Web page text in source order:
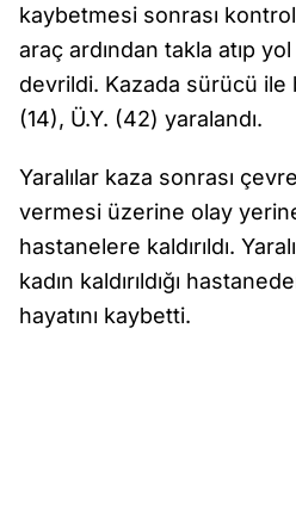
kaybetmesi sonrası
araç ardından takla atıp
devrildi. Kazada sürücü ile
(14), Ü.Y. (42) yaralandı.
Yaralılar kaza sonrası
vermesi üzerine olay
hastanelere kaldırıldı.
kadın kaldırıldığı
hayatını kaybetti.